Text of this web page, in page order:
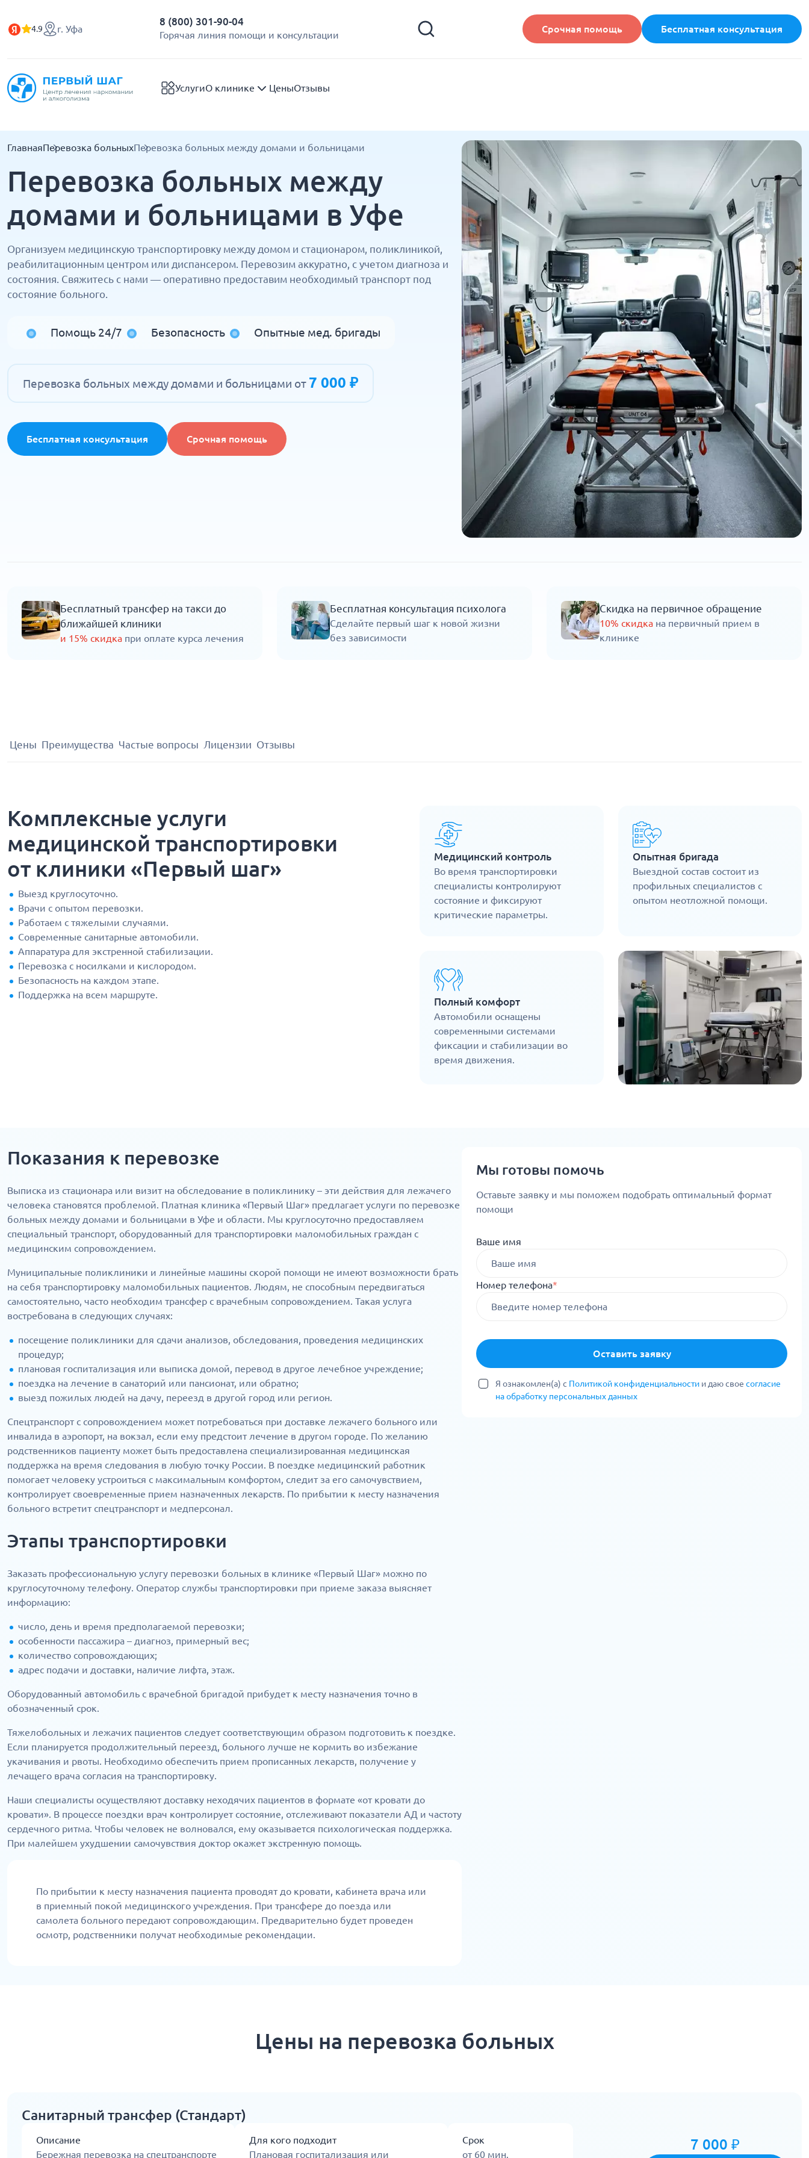
4.9 г. Уфа
8 (800) 301-90-04
Горячая линия помощи и консультации
Срочная помощь Бесплатная консультация
УслугиО клинике ЦеныОтзывы
ГлавнаяПеревозка больныхПеревозка больных между домами и больницами
Перевозка больных между
домами и больницами в Уфе
Организуем медицинскую транспортировку между домом и стационаром, поликлиникой,
реабилитационным центром или диспансером. Перевозим аккуратно, с учетом диагноза и
состояния. Свяжитесь с нами — оперативно предоставим необходимый транспорт под
состояние больного.
Помощь 24/7 Безопасность Опытные мед. бригады
Перевозка больных между домами и больницами от 7 000 ₽
Бесплатная консультация Срочная помощь
Бесплатный трансфер на такси до
ближайшей клиники
и 15% скидка при оплате курса лечения
Бесплатная консультация психолога
Сделайте первый шаг к новой жизни
без зависимости
Скидка на первичное обращение
10% скидка на первичный прием в
клинике
Цены Преимущества Частые вопросы Лицензии Отзывы
Комплексные услуги
медицинской транспортировки
от клиники «Первый шаг»
Выезд круглосуточно.
Врачи с опытом перевозки.
Работаем с тяжелыми случаями.
Современные санитарные автомобили.
Аппаратура для экстренной стабилизации.
Перевозка с носилками и кислородом.
Безопасность на каждом этапе.
Поддержка на всем маршруте.
Медицинский контроль
Во время транспортировки
специалисты контролируют
состояние и фиксируют
критические параметры.
Опытная бригада
Выездной состав состоит из
профильных специалистов с
опытом неотложной помощи.
Полный комфорт
Автомобили оснащены
современными системами
фиксации и стабилизации во
время движения.
Показания к перевозке
Выписка из стационара или визит на обследование в поликлинику – эти действия для лежачего
человека становятся проблемой. Платная клиника «Первый Шаг» предлагает услуги по перевозке
больных между домами и больницами в Уфе и области. Мы круглосуточно предоставляем
специальный транспорт, оборудованный для транспортировки маломобильных граждан с
медицинским сопровождением.
Муниципальные поликлиники и линейные машины скорой помощи не имеют возможности брать
на себя транспортировку маломобильных пациентов. Людям, не способным передвигаться
самостоятельно, часто необходим трансфер с врачебным сопровождением. Такая услуга
востребована в следующих случаях:
посещение поликлиники для сдачи анализов, обследования, проведения медицинских
процедур;
плановая госпитализация или выписка домой, перевод в другое лечебное учреждение;
поездка на лечение в санаторий или пансионат, или обратно;
выезд пожилых людей на дачу, переезд в другой город или регион.
Спецтранспорт с сопровождением может потребоваться при доставке лежачего больного или
инвалида в аэропорт, на вокзал, если ему предстоит лечение в другом городе. По желанию
родственников пациенту может быть предоставлена специализированная медицинская
поддержка на время следования в любую точку России. В поездке медицинский работник
помогает человеку устроиться с максимальным комфортом, следит за его самочувствием,
контролирует своевременные прием назначенных лекарств. По прибытии к месту назначения
больного встретит спецтранспорт и медперсонал.
Этапы транспортировки
Заказать профессиональную услугу перевозки больных в клинике «Первый Шаг» можно по
круглосуточному телефону. Оператор службы транспортировки при приеме заказа выясняет
информацию:
число, день и время предполагаемой перевозки;
особенности пассажира – диагноз, примерный вес;
количество сопровождающих;
адрес подачи и доставки, наличие лифта, этаж.
Оборудованный автомобиль с врачебной бригадой прибудет к месту назначения точно в
обозначенный срок.
Тяжелобольных и лежачих пациентов следует соответствующим образом подготовить к поездке.
Если планируется продолжительный переезд, больного лучше не кормить во избежание
укачивания и рвоты. Необходимо обеспечить прием прописанных лекарств, получение у
лечащего врача согласия на транспортировку.
Наши специалисты осуществляют доставку неходячих пациентов в формате «от кровати до
кровати». В процессе поездки врач контролирует состояние, отслеживают показатели АД и частоту
сердечного ритма. Чтобы человек не волновался, ему оказывается психологическая поддержка.
При малейшем ухудшении самочувствия доктор окажет экстренную помощь.
По прибытии к месту назначения пациента проводят до кровати, кабинета врача или
в приемный покой медицинского учреждения. При трансфере до поезда или
самолета больного передают сопровождающим. Предварительно будет проведен
осмотр, родственники получат необходимые рекомендации.
Мы готовы помочь
Оставьте заявку и мы поможем подобрать оптимальный формат
помощи
Ваше имя
Номер телефона*
Оставить заявку
Я ознакомлен(а) с Политикой конфиденциальности и даю свое согласие
на обработку персональных данных
Цены на перевозка больных
Санитарный трансфер (Стандарт)
Описание
Бережная перевозка на спецтранспорте
Для кого подходит
Плановая госпитализация или
Срок
от 60 мин.
7 000 ₽